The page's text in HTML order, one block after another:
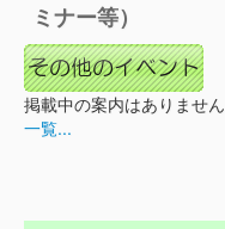
ミナー等）
掲載中の案内はありません
一覧...